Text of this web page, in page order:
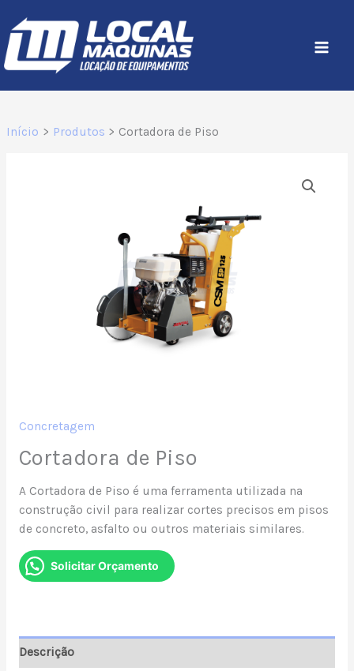
para
conteúdo
Início Produtos Cortadora de Piso
Concretagem
Cortadora de Piso
A Cortadora de Piso é uma ferramenta utilizada na
construção civil para realizar cortes precisos em pisos
de concreto, asfalto ou outros materiais similares.
Solicitar Orçamento
Descrição